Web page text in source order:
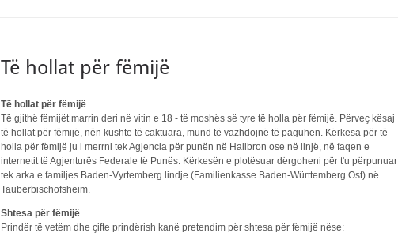
Të hollat për fëmijë
Të hollat për fëmijë
Të gjithë fëmijët marrin deri në vitin e 18 - të moshës së tyre të holla për fëmijë. Përveç kësaj
të hollat për fëmijë, nën kushte të caktuara, mund të vazhdojnë të paguhen. Kërkesa për të
holla për fëmijë ju i merrni tek Agjencia për punën në Hailbron ose në linjë, në faqen e
internetit të Agjenturës Federale të Punës. Kërkesën e plotësuar dërgoheni për t'u përpunuar
tek arka e familjes Baden-Vyrtemberg lindje (Familienkasse Baden-Württemberg Ost) në
Tauberbischofsheim.
Shtesa për fëmijë
Prindër të vetëm dhe çifte prindërish kanë pretendim për shtesa për fëmijë nëse: